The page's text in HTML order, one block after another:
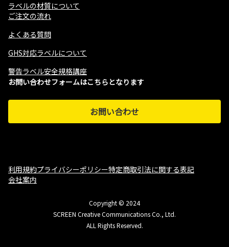
ラベルの材質について
ご注文の流れ
よくある質問
GHS対応ラベルについて
警告ラベル安全規格講座
お問い合わせフォームはこちらとなります
お問い合わせ
利用規約プライバシーポリシー特定商取引法に関する表記
会社案内
Copyright © 2024
SCREEN Creative Communications Co., Ltd.
ALL Rights Reserved.